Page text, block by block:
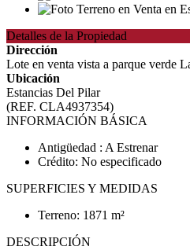
Detalles de la Propiedad
Dirección
Lote en venta vista a parque verde
Ubicación
Estancias Del Pilar
(REF. CLA4937354)
INFORMACIÓN BÁSICA
Antigüedad : A Estrenar
Crédito: No especificado
SUPERFICIES Y MEDIDAS
Terreno: 1871 m²
DESCRIPCIÓN